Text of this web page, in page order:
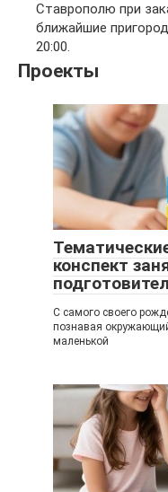
Ставрополю при
ближайшие
20:00.
Проекты
конспект
С самого своего
познавая
маленькой